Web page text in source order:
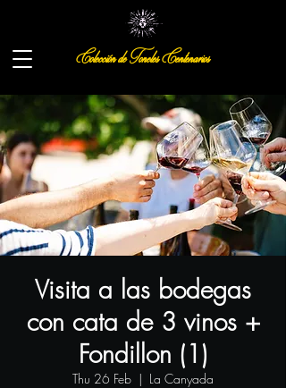
Colección de Toneles Centenarios
Visita a las bodegas
con cata de 3 vinos +
Fondillon (1)
Thu 26 Feb
  |
La Canyada